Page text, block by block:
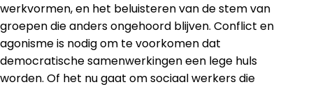
werkvormen, en het beluisteren van de stem van
groepen die anders ongehoord blijven. Conflict en
agonisme is nodig om te voorkomen dat
democratische samenwerkingen een lege huls
worden. Of het nu gaat om sociaal werkers die